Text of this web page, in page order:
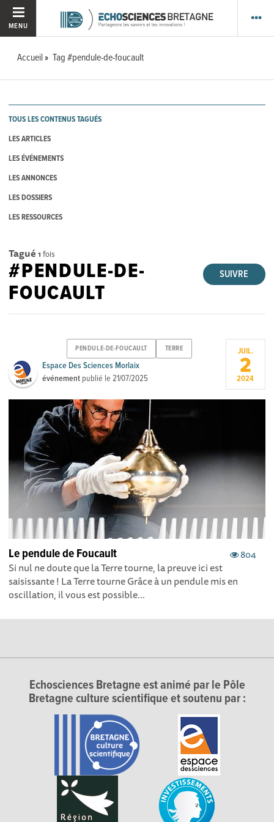
MENU
Accueil Tag #pendule-de-foucault
TOUS LES CONTENUS TAGUÉS
LES ARTICLES
LES ÉVÉNEMENTS
LES ANNONCES
LES DOSSIERS
LES RESSOURCES
Tagué 1 fois
SUIVRE
#PENDULE-DE-
FOUCAULT
PENDULE-DE-FOUCAULT TERRE
Espace Des Sciences Morlaix
événement publié le21/07/2025
JUIL.
2
2024
804
Le pendule de Foucault
Si nul ne doute que la Terre tourne, la preuve ici est
saisissante ! La Terre tourne Grâce à un pendule mis en
oscillation, il vous est possible...
Echosciences Bretagne est animé par le Pôle
Bretagne culture scientifique et soutenu par :